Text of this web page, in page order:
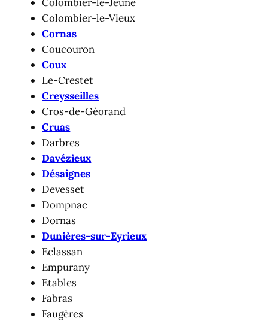
Colombier-le-Vieux
Cornas
Coucouron
Coux
Le-Crestet
Creysseilles
Cros-de-Géorand
Cruas
Darbres
Davézieux
Désaignes
Devesset
Dompnac
Dornas
Dunières-sur-Eyrieux
Eclassan
Empurany
Etables
Fabras
Faugères